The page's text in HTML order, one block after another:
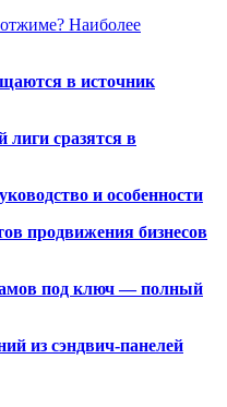
Наиболее
в источник
сразятся в
и особенности
продвижения бизнесов
под ключ — полный
из сэндвич-панелей